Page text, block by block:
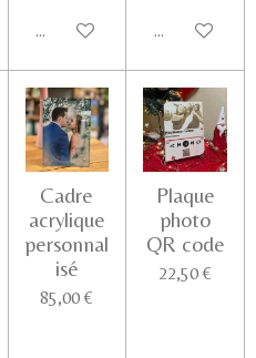
Voir les détails Ajouter au
Cadre
acrylique
personnal
isé
85,00 €
Plaque
photo
QR code
22,50 €